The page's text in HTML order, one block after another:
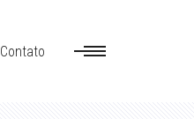
Contato